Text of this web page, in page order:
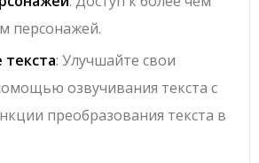
персонажей.
текста: Улучшайте свои
озвучивания текста с
преобразования текста в